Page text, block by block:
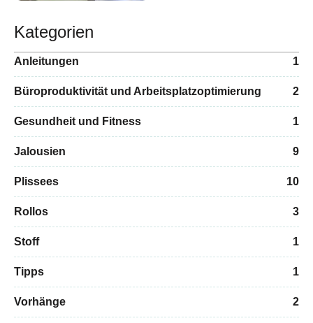
Kategorien
Anleitungen 1
Büroproduktivität und Arbeitsplatzoptimierung 2
Gesundheit und Fitness 1
Jalousien 9
Plissees 10
Rollos 3
Stoff 1
Tipps 1
Vorhänge 2